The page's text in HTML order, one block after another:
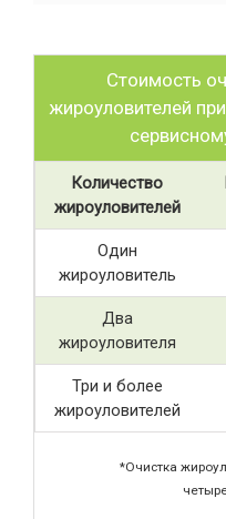
Стоимость
жироуловителей
Количество
жироуловителей
Один
жироуловитель
Два
жироуловителя
Три и более
жироуловителей
*Очистка